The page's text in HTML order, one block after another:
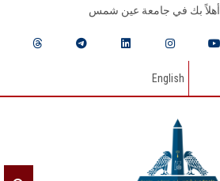
أهلاً بك في جامعة عين شمس
English